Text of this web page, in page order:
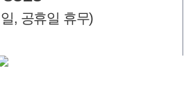
, 공휴일 휴무)